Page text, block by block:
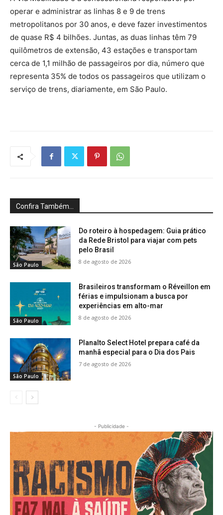
operar e administrar as linhas 8 e 9 de trens
metropolitanos por 30 anos, e deve fazer investimentos
de quase R$ 4 bilhões. Juntas, as duas linhas têm 79
quilômetros de extensão, 43 estações e transportam
cerca de 1,1 milhão de passageiros por dia, número que
representa 35% de todos os passageiros que utilizam o
serviço de trens, diariamente, em São Paulo.
Confira Também...
São Paulo
Do roteiro à hospedagem: Guia prático
da Rede Bristol para viajar com pets
pelo Brasil
8 de agosto de 2026
São Paulo
Brasileiros transformam o Réveillon em
férias e impulsionam a busca por
experiências em alto-mar
8 de agosto de 2026
São Paulo
Planalto Select Hotel prepara café da
manhã especial para o Dia dos Pais
7 de agosto de 2026
- Publicidade -